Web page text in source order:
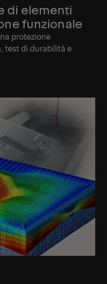
di elementi
funzionale
protezione
test di durabilità e